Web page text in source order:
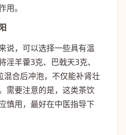
用。
说，可以选择一些具有温
淫羊藿3克、巴戟天3克、
混合后冲泡，不仅能补肾壮
需要注意的是，这类茶饮
慎用，最好在中医指导下